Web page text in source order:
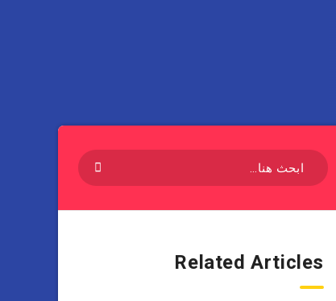
Related Articles